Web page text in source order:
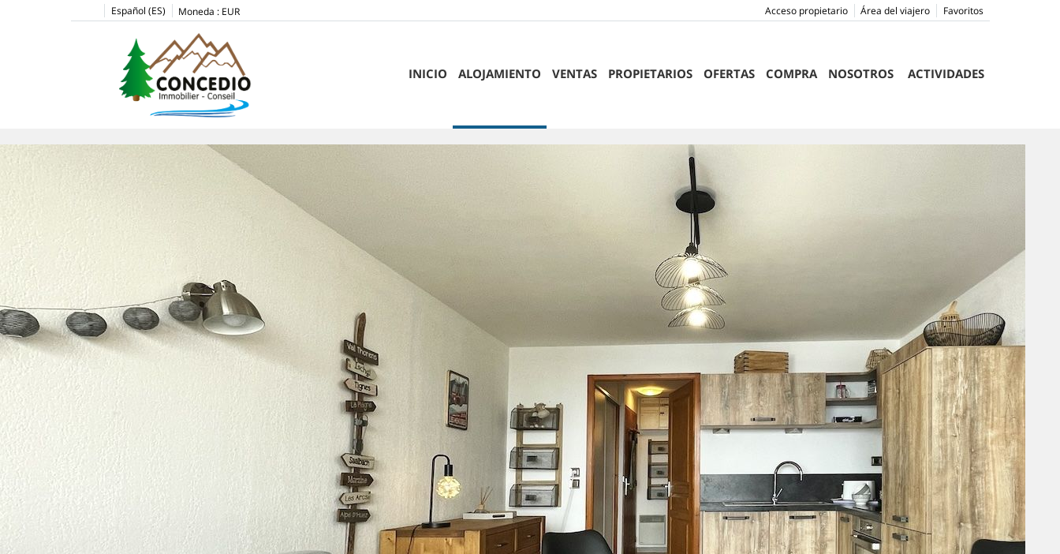
Español (ES) Moneda : EUR Favoritos
Área del viajero
Acceso propietario
INICIO ALOJAMIENTO VENTAS PROPIETARIOS OFERTAS COMPRA NOSOTROS ACTIVIDADES